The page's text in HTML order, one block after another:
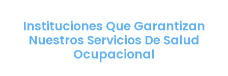
Instituciones Que Garantizan
Nuestros Servicios De Salud
Ocupacional